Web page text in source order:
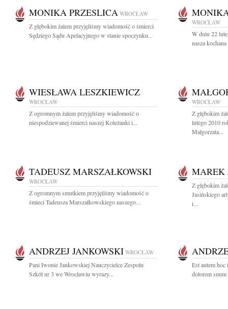
MONIKA PRZESLICA WROCŁAW
Z głębokim żalem przyjęliśmy wiadomość o śmierci
Sędziego Sądu Apelacyjnego w stanie spoczynku...
WROCŁAW
W dniu 22
nasza
WIESŁAWA LESZKIEWICZ
WROCŁAW
Z ogromnym żalem przyjęliśmy wiadomość o
niespodziewanej śmierci naszej Koleżanki i...
WROCŁAW
Z głębokim
lutego 2010
Małgorzata...
TADEUSZ MARSZAŁKOWSKI
WROCŁAW
Z ogromnym smutkiem przyjęliśmy wiadomość o
śmieci Tadeusza Marszałkowskiego naszego...
MAREK
Z głębokim
Jasińskiego
i...
ANDRZEJ JANKOWSKI WROCŁAW
Pani Iwonie Jankowskiej Nauczycielce Zespołu
Szkół nr 3 we Wrocławiu wyrazy...
Est autem
dolorem suum